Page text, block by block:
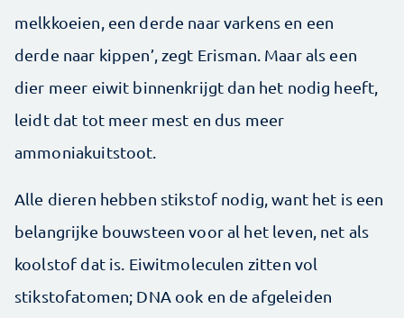
melkkoeien, een derde naar varkens en een
derde naar kippen’, zegt Erisman. Maar als een
dier meer eiwit binnenkrijgt dan het nodig heeft,
leidt dat tot meer mest en dus meer
ammoniakuitstoot.
Alle dieren hebben stikstof nodig, want het is een
belangrijke bouwsteen voor al het leven, net als
koolstof dat is. Eiwitmoleculen zitten vol
stikstofatomen; DNA ook en de afgeleiden